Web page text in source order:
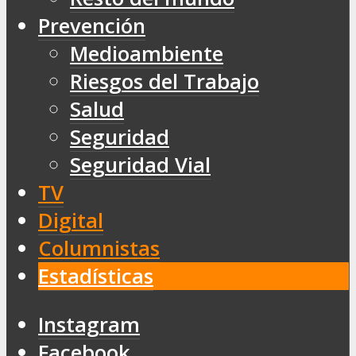
Prevención
Medioambiente
Riesgos del Trabajo
Salud
Seguridad
Seguridad Vial
TV
Digital
Columnistas
Estadísticas
Instagram